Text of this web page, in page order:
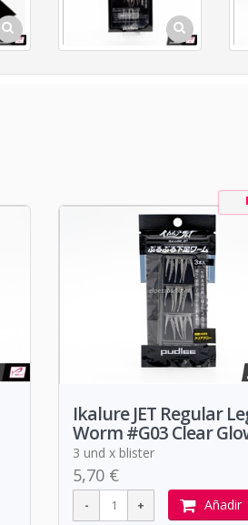
Ikalure JET Regular
Worm #G03 Clear
3 und x blister
5,70 €
Añadir